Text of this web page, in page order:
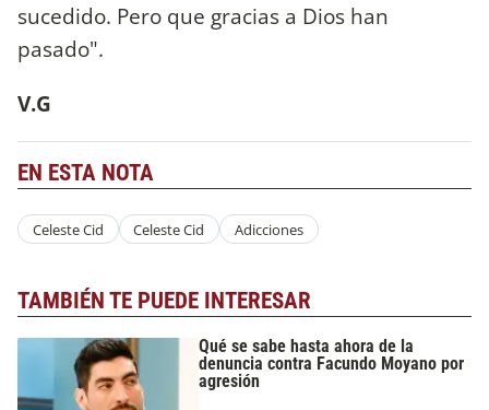
sucedido. Pero que gracias a Dios han
pasado".
V.G
EN ESTA NOTA
Celeste Cid Celeste Cid Adicciones
TAMBIÉN TE PUEDE INTERESAR
Qué se sabe hasta ahora de la
denuncia contra Facundo Moyano por
agresión